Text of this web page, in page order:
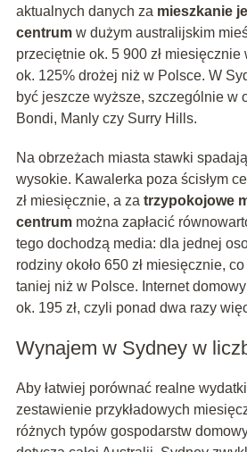
aktualnych danych za mieszkanie
centrumw dużym australijskim
przeciętnie ok. 5 900 zł
ok. 125% drożej niż w Polsce. W
być jeszcze wyższe, szczególnie w
Bondi, Manly czy Surry Hills.
Na obrzeżach miasta stawki
wysokie. Kawalerka poza ścisłym
zł miesięcznie, a za trzypokojowe
centrummożna zapłacić
tego dochodzą media: dla jednej
rodziny około 650 zł miesięcznie,
taniej niż w Polsce. Internet
ok. 195 zł, czyli ponad dwa razy
Wynajem w Sydney w
Aby łatwiej porównać realne
zestawienie przykładowych
różnych typów gospodarstw